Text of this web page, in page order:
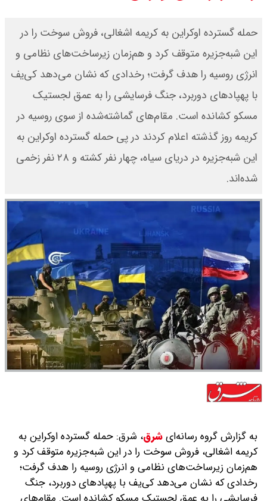
۱۴۰۵ اعلام شد
قیمت طلا ۲۴ عیار امروز شنبه ۱۷ مرداد
حمله گسترده اوکراین به کریمه اشغالی، فروش سوخت را در
این شبه‌جزیره متوقف کرد و هم‌زمان زیرساخت‌های نظامی و
انرژی روسیه را هدف گرفت؛ رخدادی که نشان می‌دهد کی‌یف
با پهپادهای دوربرد، جنگ فرسایشی را به عمق لجستیک
مسکو کشانده است. مقام‌های گماشته‌شده از سوی روسیه ‌در
کریمه روز گذشته اعلام کردند در پی حمله گسترده اوکراین به
این شبه‌جزیره در دریای سیاه، چهار نفر کشته و ۲۸ نفر زخمی
شده‌اند.
به گزارش گروه رسانه‌ایشرق، شرق: حمله گسترده اوکراین به
کریمه اشغالی، فروش سوخت را در این شبه‌جزیره متوقف کرد و
هم‌زمان زیرساخت‌های نظامی و انرژی روسیه را هدف گرفت؛
رخدادی که نشان می‌دهد کی‌یف با پهپادهای دوربرد، جنگ